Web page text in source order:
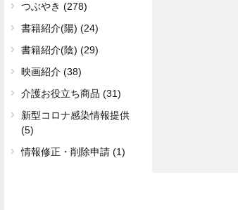
つぶやき (278)
書籍紹介(陽) (24)
書籍紹介(陰) (29)
映画紹介 (38)
介護お役立ち商品 (31)
新型コロナ感染情報提供
(5)
情報修正・削除申請 (1)